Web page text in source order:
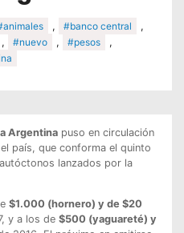
, #banco central
,
, #nuevo , #pesos
,
Argentinapuso en circulación
país, que conforma el quinto
lanzados por la
$1.000 (hornero) y de $20
y a los de $500 (yaguareté) y